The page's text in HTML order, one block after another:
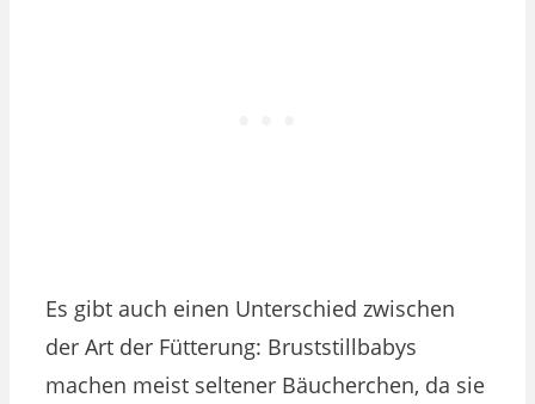
Es gibt auch einen Unterschied zwischen
der Art der Fütterung: Bruststillbabys
machen meist seltener Bäucherchen, da sie